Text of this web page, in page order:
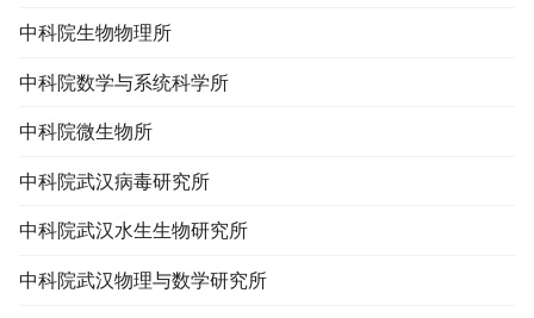
中科院生物物理所
中科院数学与系统科学所
中科院微生物所
中科院武汉病毒研究所
中科院武汉水生生物研究所
中科院武汉物理与数学研究所